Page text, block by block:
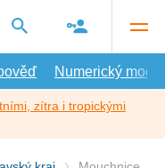
Numerický model
zítra i tropickými